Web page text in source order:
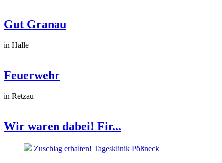
Gut Granau
in Halle
Feuerwehr
in Retzau
Wir waren dabei! Fir...
Zuschlag erhalten! Tagesklinik Pößneck